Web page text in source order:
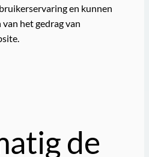
en kunnen
het gedrag van
de